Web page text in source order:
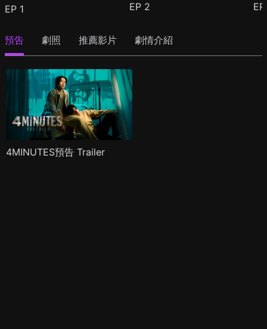
EP 1 EP 2
預告 劇照 推薦影片 劇情介紹
4MINUTES預告 Trailer